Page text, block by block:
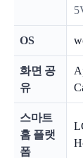
OS
화면 공
유
스마트
홈 플랫
폼